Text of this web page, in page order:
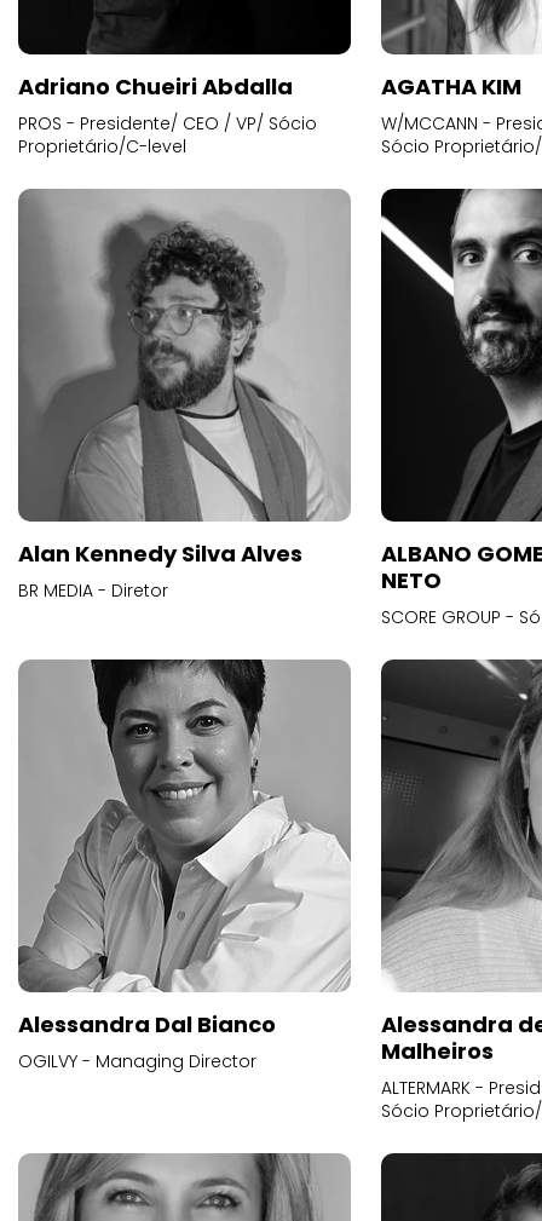
Adriano Chueiri Abdalla
PROS - Presidente/ CEO / VP/ Sócio
Proprietário/C-level
AGATHA KIM
W/MCCANN -
Sócio
Alan Kennedy Silva Alves
BR MEDIA - Diretor
ALBANO
NETO
SCORE GROUP -
Alessandra Dal Bianco
OGILVY - Managing Director
Alessandra
Malheiros
ALTERMARK -
Sócio